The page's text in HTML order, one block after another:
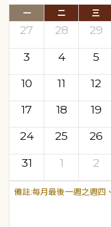
一 二 三
27 28 29
3
4 5
10
11 12
17
18 19
24
25 26
31
1 2
每月最後一週之週四